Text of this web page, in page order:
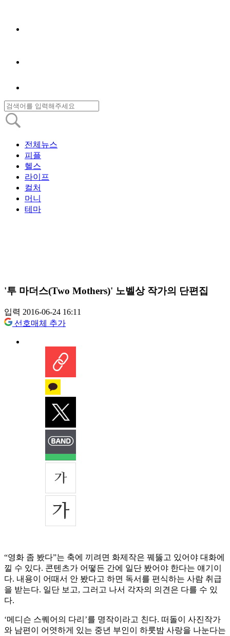
전체뉴스
피플
헬스
라이프
컬처
머니
테마
'투 마더스(Two Mothers)' 노벨상 작가의 단편집
입력 2016-06-24 16:11
선호매체 추가
“영화 좀 봤다”는 축에 끼려면 화제작은 꿰뚫고 있어야 대화에
낄 수 있다. 콘텐츠가 어떻든 간에 일단 봤어야 한다는 얘기이
다. 내용이 어때서 안 봤다고 하면 독서를 편식하는 사람 취급
을 받는다. 일단 보고, 그러고 나서 각자의 의견은 다를 수 있
다.
‘메디슨 스퀘어의 다리’를 명작이라고 친다. 떠돌이 사진작가
와 남편이 어엿하게 있는 중년 부인이 하룻밤 사랑을 나눈다는